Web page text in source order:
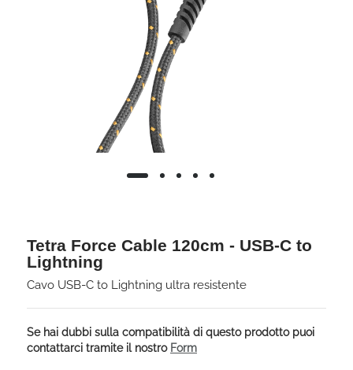
Tetra Force Cable 120cm - USB-C to
Lightning
Cavo USB-C to Lightning ultra resistente
Se hai dubbi sulla compatibilità di questo prodotto puoi
contattarci tramite il nostro Form